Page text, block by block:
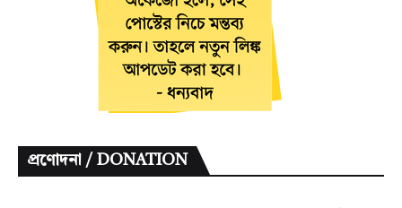
প্রণোদনা / DONATION